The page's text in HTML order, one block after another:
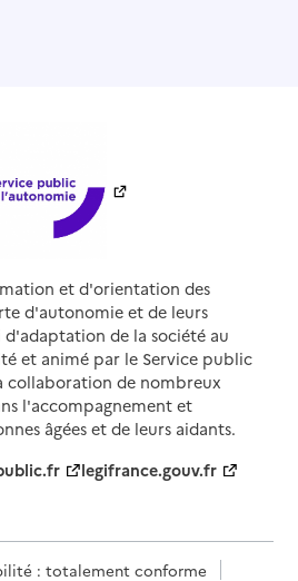
et d'orientation des
d'autonomie et de leurs
de la société au
et animé par le Service public
collaboration de nombreux
l'accompagnement et
âgées et de leurs aidants.
legifrance.gouv.fr
: totalement conforme